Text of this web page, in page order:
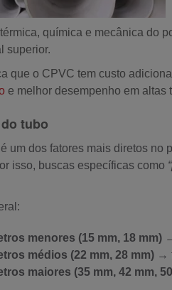
química e mecânica do
superior.
que o CPVC tem custo
e melhor desempenho em altas
tubo
um dos fatores mais diretos
isso, buscas específicas como
menores (15 mm, 18 mm)
médios (22 mm, 28 mm) →
maiores (35 mm, 42 mm,